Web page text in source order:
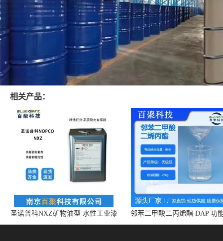
相关产品：
圣诺普科NXZ矿物油型 水性工业漆
消泡剂 持久抑泡 现货
邻苯二甲酸二丙烯酯 DAP 功
体 增塑剂 CAS:131-17-9